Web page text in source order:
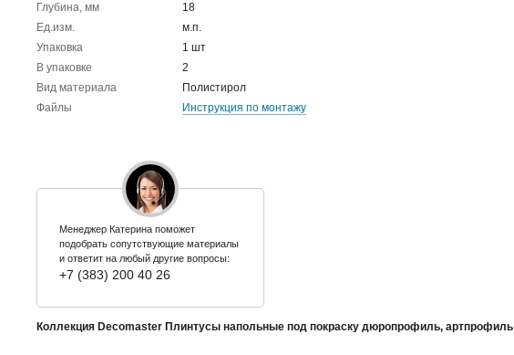
Глубина, мм
18
Ед.изм.
м.п.
Упаковка
1 шт
В упаковке
2
Вид материала
Полистирол
Файлы
Инструкция по монтажу
Менеджер Катерина поможет
подобрать сопутствующие материалы
и ответит на любый другие вопросы:
+7 (383) 200 40 26
Коллекция Decomaster Плинтусы напольные под покраску дюропрофиль, артпрофиль